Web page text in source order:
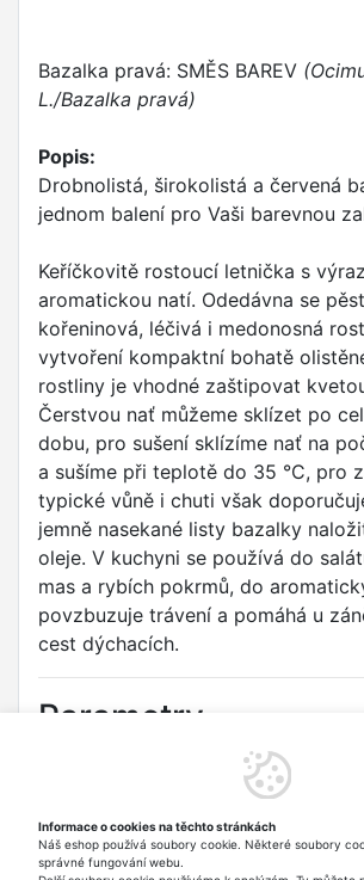
Bazalka pravá: SMĚS BAREV
L./Bazalka pravá)
Popis:
Drobnolistá, širokolistá a červená
jednom balení pro Vaši barevnou
Keříčkovitě rostoucí letnička s
aromatickou natí. Odedávna se
kořeninová, léčivá i medonosná
vytvoření kompaktní bohatě
rostliny je vhodné zaštipovat
Čerstvou nať můžeme sklízet po
dobu, pro sušení sklízíme nať na
a sušíme při teplotě do 35 °C, pro
typické vůně i chuti však
jemně nasekané listy bazalky
oleje. V kuchyni se používá do
mas a rybích pokrmů, do
povzbuzuje trávení a pomáhá u
cest dýchacích.
Parametry
Typ:Aromatické rostliny
Informace o cookies na těchto stránkách
Náš eshop používá soubory cookie. Některé soubory
správné fungování webu.